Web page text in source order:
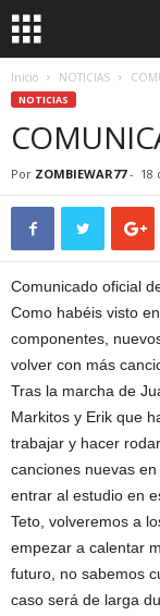
Inicio NOTICIAS
NOTICIAS
Por ZOMBIEWAR77- 18
Comunicado oficial
Como habéis visto
componentes,
volver con más
Tras la marcha de
Markitos y Erik que
trabajar y hacer
canciones nuevas
entrar al estudio en
Teto, volveremos a
empezar a calentar
futuro, no sabemos
caso será de larga